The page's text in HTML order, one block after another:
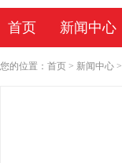
首页 新闻中心
您的位置： 首页 > 新闻中心 >